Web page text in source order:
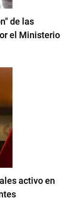
de las
el Ministerio
activo en